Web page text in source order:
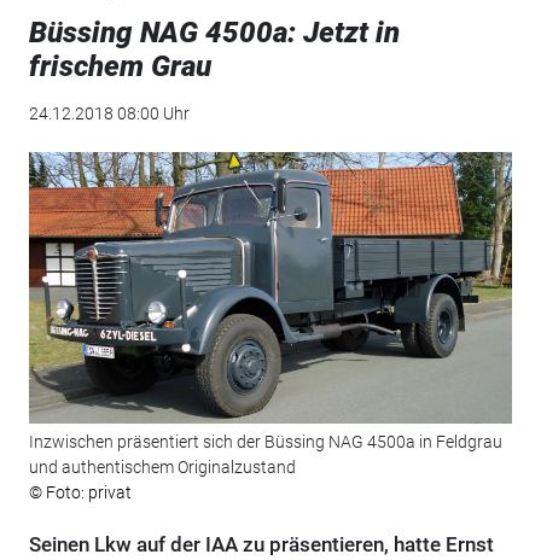
Büssing NAG 4500a: Jetzt in
frischem Grau
24.12.2018 08:00 Uhr
Inzwischen präsentiert sich der Büssing NAG 4500a in Feldgrau
und authentischem Originalzustand
© Foto: privat
Seinen Lkw auf der IAA zu präsentieren, hatte Ernst